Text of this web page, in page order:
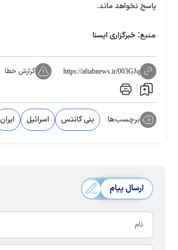
پاسخ نخواهد ماند.
منبع: خبرگزاری ایسنا
https://aftabnews.ir/003GJq گزارش خطا
برچسب‌ها: بنی گانتس اسرائیل ایران
ارسال پیام